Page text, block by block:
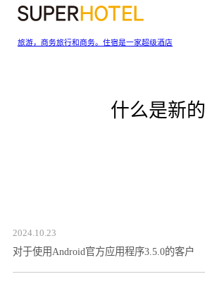
旅游，商务旅行和商务。住宿是一家超级酒店
什么是新的
2024.10.23
对于使用Android官方应用程序3.5.0的客户